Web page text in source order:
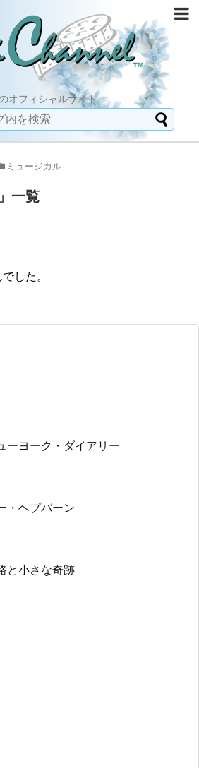
オフィシャルサイト
ミュージカル
一覧
した。
ーヨーク・ダイアリー
・ヘプバーン
と小さな奇跡